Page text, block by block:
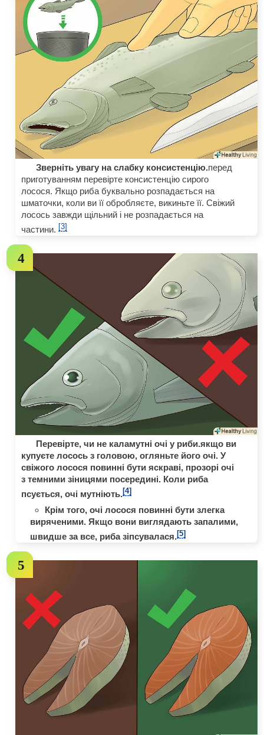
Зверніть увагу на слабку консистенцію.перед
приготуванням перевірте консистенцію сирого
лосося. Якщо риба буквально розпадається на
шматочки, коли ви її обробляєте, викиньте її. Свіжий
лосось завжди щільний і не розпадається на
частини.[3]
Перевірте, чи не каламутні очі у риби.якщо ви
купуєте лосось з головою, огляньте його очі. У
свіжого лосося повинні бути яскраві, прозорі очі
з темними зіницями посередині. Коли риба
псується, очі мутніють.[4]
Крім того, очі лосося повинні бути злегка
виряченими. Якщо вони виглядають запалими,
швидше за все, риба зіпсувалася.[5]